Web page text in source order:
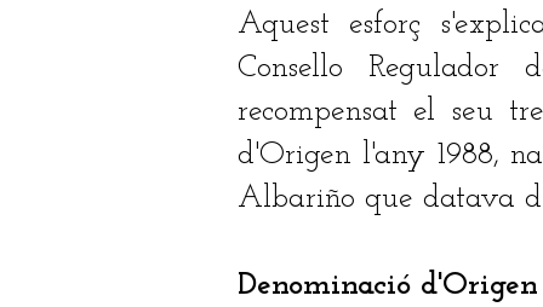
Aquest esforç
Consello
recompensat el seu
d'Origen l'any 1988,
Albariño que datava
Denominació d'Origen